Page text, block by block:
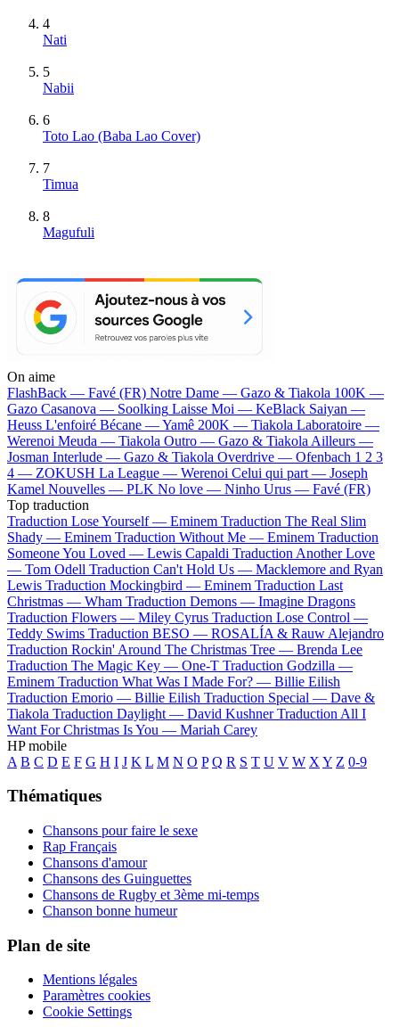
4
Nati
5
Nabii
6
Toto Lao (Baba Lao Cover)
7
Timua
8
Magufuli
On aime
FlashBack — Favé (FR) Notre Dame — Gazo & Tiakola 100K —
Gazo Casanova — Soolking Laisse Moi — KeBlack Saiyan —
Heuss L'enfoiré Bécane —Yamê 200K — Tiakola Laboratoire —
Werenoi Meuda — Tiakola Outro — Gazo & Tiakola Ailleurs —
Josman Interlude — Gazo & Tiakola Overdrive — Ofenbach 1 2 3
4 — ZOKUSH La League — Werenoi Celui qui part — Joseph
Kamel Nouvelles — PLK No love — Ninho Urus — Favé (FR)
Top traduction
Traduction Lose Yourself — Eminem Traduction The Real Slim
Shady — Eminem Traduction Without Me — Eminem Traduction
Someone You Loved — Lewis Capaldi Traduction Another Love
— Tom Odell Traduction Can't Hold Us — Macklemore and Ryan
Lewis Traduction Mockingbird — Eminem Traduction Last
Christmas — Wham Traduction Demons — Imagine Dragons
Traduction Flowers — Miley Cyrus Traduction Lose Control —
Teddy Swims Traduction BESO — ROSALÍA & Rauw Alejandro
Traduction Rockin' Around The Christmas Tree — Brenda Lee
Traduction The Magic Key — One-T Traduction Godzilla —
Eminem Traduction What Was I Made For? — Billie Eilish
Traduction Emorio — Billie Eilish Traduction Special — Dave &
Tiakola Traduction Daylight — David Kushner Traduction All I
Want For Christmas Is You — Mariah Carey
HP mobile
A B C D E F G H I J K L M N O P Q R S T U V W X Y Z 0-9
Thématiques
Chansons pour faire le sexe
Rap Français
Chansons d'amour
Chansons des Guinguettes
Chansons de Rugby et 3ème mi-temps
Chanson bonne humeur
Plan de site
Mentions légales
Paramètres cookies
Cookie Settings